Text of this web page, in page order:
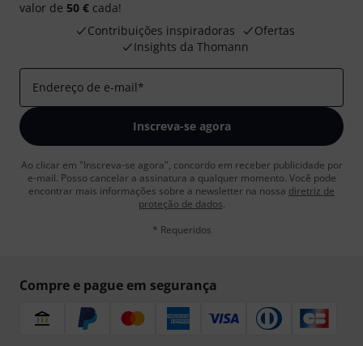
valor de 50 € cada!
Contribuições inspiradoras
Ofertas
Insights da Thomann
Endereço de e-mail*
Inscreva-se agora
Ao clicar em "Inscreva-se agora", concordo em receber publicidade por
e-mail. Posso cancelar a assinatura a qualquer momento. Você pode
encontrar mais informações sobre a newsletter na nossa diretriz de
proteção de dados.
* Requeridos
Compre e pague em segurança